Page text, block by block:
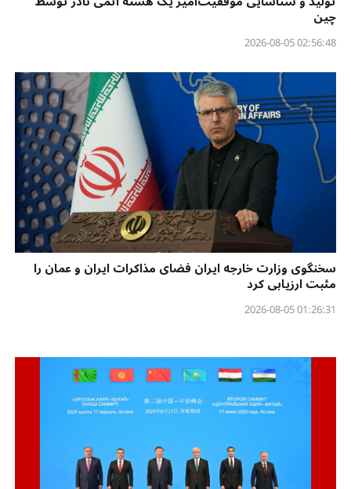
چین
02:56:48 2026-08-05
سخنگوی وزارت خارجه ایران فضای مذاکرات ایران و عمان را
مثبت ارزیابی کرد
01:26:31 2026-08-05